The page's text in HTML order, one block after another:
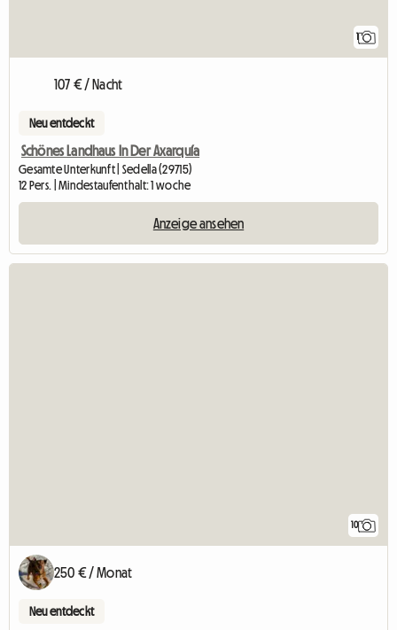
1
107 € / Nacht
Neu entdeckt
Schönes Landhaus In Der Axarquía
Gesamte Unterkunft | Sedella (29715)
12 Pers. | Mindestaufenthalt: 1 woche
Anzeige ansehen
10
250 € / Monat
Neu entdeckt